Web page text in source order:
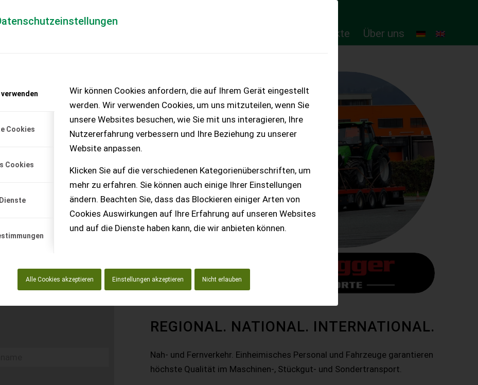
Cookies
Cookies
Wir können Cookies anfordern, die auf Ihrem Gerät eingestellt
werden. Wir verwenden Cookies, um uns mitzuteilen, wenn Sie
unsere Websites besuchen, wie Sie mit uns interagieren, Ihre
Nutzererfahrung verbessern und Ihre Beziehung zu unserer
Website anpassen.
Klicken Sie auf die verschiedenen Kategorienüberschriften, um
mehr zu erfahren. Sie können auch einige Ihrer Einstellungen
ändern. Beachten Sie, dass das Blockieren einiger Arten von
Cookies Auswirkungen auf Ihre Erfahrung auf unseren Websites
und auf die Dienste haben kann, die wir anbieten können.
Alle Cookies akzeptieren Einstellungen akzeptieren Nicht erlauben
Online-Produkte Über uns
– KEINE
REGIONAL. NATIONAL. INTERNATIONAL.
Nah- und Fernverkehr. Einheimisches Personal und Fahrzeuge garantieren
höchste Qualität im Maschinen-, Stückgut- und Sondertransport.